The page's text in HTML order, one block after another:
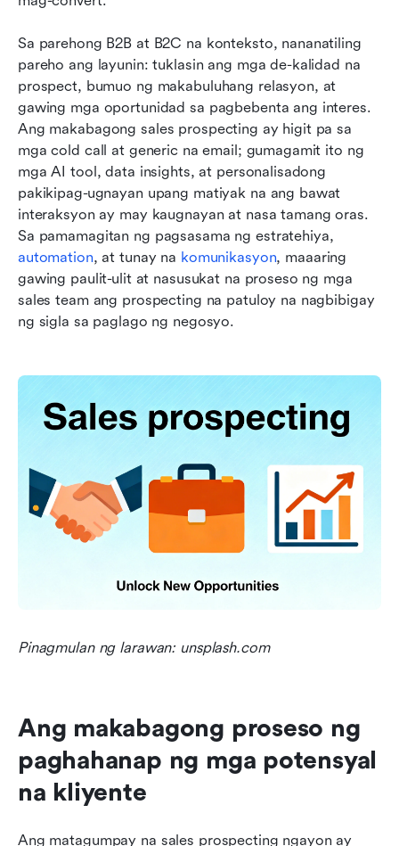
Sa parehong B2B at B2C na konteksto, nananatiling
pareho ang layunin: tuklasin ang mga de-kalidad na
prospect, bumuo ng makabuluhang relasyon, at
gawing mga oportunidad sa pagbebenta ang interes.
Ang makabagong sales prospecting ay higit pa sa
mga cold call at generic na email; gumagamit ito ng
mga AI tool, data insights, at personalisadong
pakikipag-ugnayan upang matiyak na ang bawat
interaksyon ay may kaugnayan at nasa tamang oras.
automation, at tunay na komunikasyon, maaaring
gawing paulit-ulit at nasusukat na proseso ng mga
sales team ang prospecting na patuloy na nagbibigay
ng sigla sa paglago ng negosyo.
Pinagmulan ng larawan: unsplash.com
Ang makabagong proseso ng
paghahanap ng mga potensyal
na kliyente
Ang matagumpay na sales prospecting ngayon ay